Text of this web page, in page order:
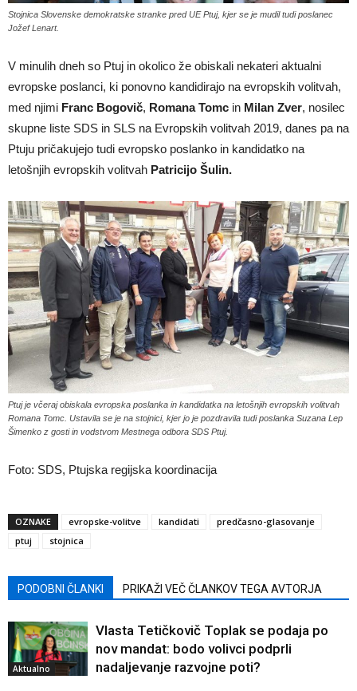
Stojnica Slovenske demokratske stranke pred UE Ptuj, kjer se je mudil tudi poslanec
Jožef Lenart.
V minulih dneh so Ptuj in okolico že obiskali nekateri aktualni
evropske poslanci, ki ponovno kandidirajo na evropskih volitvah,
med njimi Franc Bogovič, Romana Tomc in Milan Zver, nosilec
skupne liste SDS in SLS na Evropskih volitvah 2019, danes pa na
Ptuju pričakujejo tudi evropsko poslanko in kandidatko na
letošnjih evropskih volitvah Patricijo Šulin.
Ptuj je včeraj obiskala evropska poslanka in kandidatka na letošnjih evropskih volitvah
Romana Tomc. Ustavila se je na stojnici, kjer jo je pozdravila tudi poslanka Suzana Lep
Šimenko z gosti in vodstvom Mestnega odbora SDS Ptuj.
Foto: SDS, Ptujska regijska koordinacija
OZNAKE evropske-volitve kandidati
predčasno-glasovanje
ptuj
stojnica
PODOBNI ČLANKI PRIKAŽI VEČ ČLANKOV TEGA AVTORJA
Aktualno
Vlasta Tetičkovič Toplak se podaja po
nov mandat: bodo volivci podprli
nadaljevanje razvojne poti?